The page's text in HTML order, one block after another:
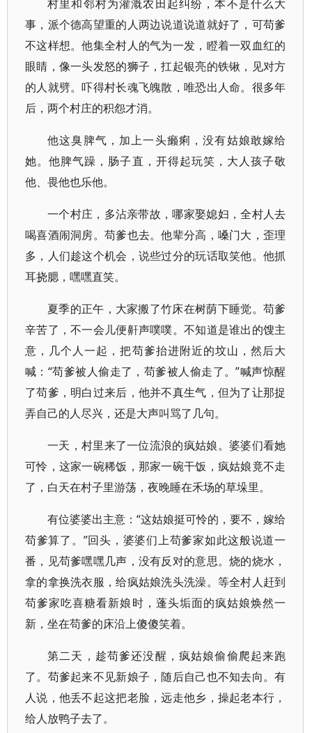
村里和邻村为灌溉农田起纠纷，本不是什么大
事，派个德高望重的人两边说道说道就好了，可苟爹
不这样想。他集全村人的气为一发，瞪着一双血红的
眼睛，像一头发怒的狮子，扛起银亮的铁锹，见对方
的人就劈。吓得村长魂飞魄散，唯恐出人命。很多年
后，两个村庄的积怨才消。
他这臭脾气，加上一头癞痢，没有姑娘敢嫁给
她。他脾气躁，肠子直，开得起玩笑，大人孩子敬
他、畏他也乐他。
一个村庄，多沾亲带故，哪家娶媳妇，全村人去
喝喜酒闹洞房。苟爹也去。他辈分高，嗓门大，歪理
多，人们趁这个机会，说些过分的玩话取笑他。他抓
耳挠腮，嘿嘿直笑。
夏季的正午，大家搬了竹床在树荫下睡觉。苟爹
辛苦了，不一会儿便鼾声噗噗。不知道是谁出的馊主
意，几个人一起，把苟爹抬进附近的坟山，然后大
喊：“苟爹被人偷走了，苟爹被人偷走了。”喊声惊醒
了苟爹，明白过来后，他并不真生气，但为了让那捉
弄自己的人尽兴，还是大声叫骂了几句。
一天，村里来了一位流浪的疯姑娘。婆婆们看她
可怜，这家一碗稀饭，那家一碗干饭，疯姑娘竟不走
了，白天在村子里游荡，夜晚睡在禾场的草垛里。
有位婆婆出主意：“这姑娘挺可怜的，要不，嫁给
苟爹算了。”回头，婆婆们上苟爹家如此这般说道一
番，见苟爹嘿嘿几声，没有反对的意思。烧的烧水，
拿的拿换洗衣服，给疯姑娘洗头洗澡。等全村人赶到
苟爹家吃喜糖看新娘时，蓬头垢面的疯姑娘焕然一
新，坐在苟爹的床沿上傻傻笑着。
第二天，趁苟爹还没醒，疯姑娘偷偷爬起来跑
了。苟爹起来不见新娘子，随后自己也不知去向。有
人说，他丢不起这把老脸，远走他乡，操起老本行，
给人放鸭子去了。